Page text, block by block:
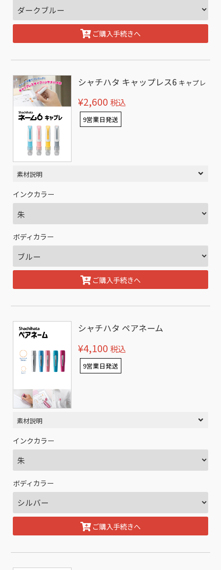
ご購入手続きへ
シャチハタ キャップレス6 キャプレ
¥2,600 税込
9営業日発送
素材説明
インクカラー
ボディカラー
ご購入手続きへ
シャチハタ ペアネーム
¥4,100 税込
9営業日発送
素材説明
インクカラー
ボディカラー
ご購入手続きへ